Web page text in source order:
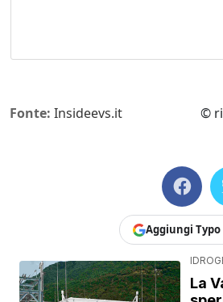
Fonte: Insideevs.it ©
Aggiungi
La